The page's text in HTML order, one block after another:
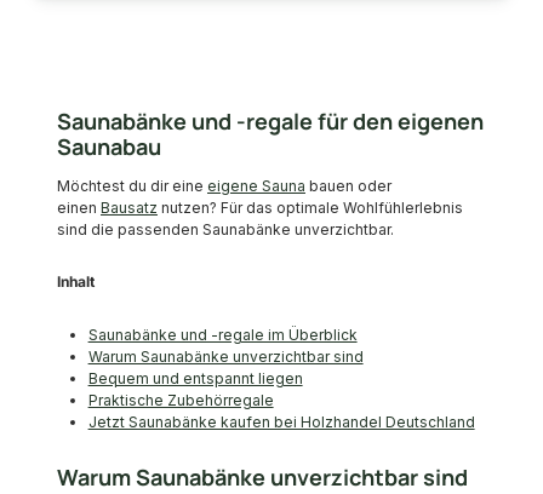
Saunabänke und -regale für den eigenen
Saunabau
Möchtest du dir eine eigene Sauna bauen oder
einen Bausatz nutzen? Für das optimale Wohlfühlerlebnis
sind die passenden Saunabänke unverzichtbar.
Inhalt
Saunabänke und -regale im Überblick
Warum Saunabänke unverzichtbar sind
Bequem und entspannt liegen
Praktische Zubehörregale
Jetzt Saunabänke kaufen bei Holzhandel Deutschland
Warum Saunabänke unverzichtbar sind